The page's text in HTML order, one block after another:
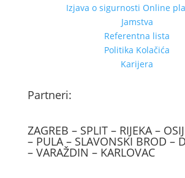
Izjava o sigurnosti Online
Jamstva
Referentna lista
Politika Kolačića
Karijera
Partneri:
ZAGREB – SPLIT – RIJEKA –
– PULA – SLAVONSKI BROD –
– VARAŽDIN – KARLOVAC